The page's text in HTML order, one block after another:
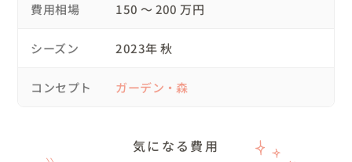
じめビジュアルにこだわりがあり、手作りのペーパーアイ
統一感のある上質感なコーディネートに仕上がりました✨
備され、雰囲気を作り出してくれました♬
結婚証明書は、映画「ララランド」のレコードに、ふたり
費用相場 150 〜 200 万円
シーズン 2023年 秋
コンセプト ガーデン・森
気になる費用